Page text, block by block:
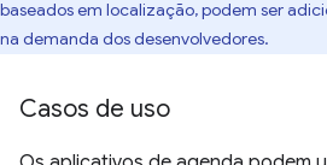
baseados em localização, podem ser
na demanda dos desenvolvedores.
Casos de uso